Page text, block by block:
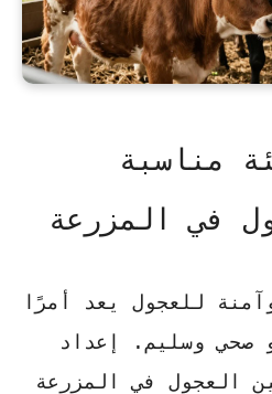
مناسبة
في المزرعة
للعجول يعد أمرًا
صحي وسليم. إعداد
العجول في المزرعة